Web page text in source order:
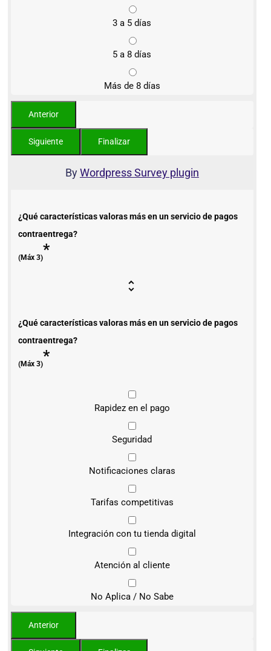
3 a 5 días
5 a 8 días
Más de 8 días
ByWordpress Survey plugin
¿Qué características valoras más en un servicio de pagos
contraentrega?
(Máx 3)*
¿Qué características valoras más en un servicio de pagos
contraentrega?
(Máx 3)*
Rapidez en el pago
Seguridad
Notificaciones claras
Tarifas competitivas
Integración con tu tienda digital
Atención al cliente
No Aplica / No Sabe